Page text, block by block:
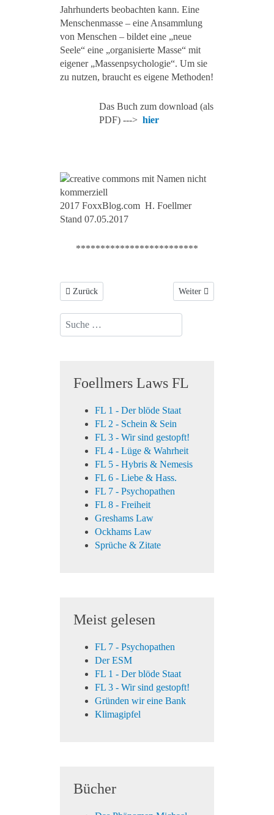
Jahrhunderts beobachten kann. Eine
Menschenmasse – eine Ansammlung
von Menschen – bildet eine „neue
Seele“ eine „organisierte Masse“ mit
eigener „Massenpsychologie“. Um sie
zu nutzen, braucht es eigene Methoden!
Das Buch zum download (als
PDF) ---> hier
2017 FoxxBlog.com H. Foellmer
Stand 07.05.2017
*************************
Vorheriger Beitrag: BLACKOUT & Corona?
Zurück Nächster Beitrag: Söhne
Weiter
Suchen...
Foellmers Laws FL
FL 1 - Der blöde Staat
FL 2 - Schein & Sein
FL 3 - Wir sind gestopft!
FL 4 - Lüge & Wahrheit
FL 5 - Hybris & Nemesis
FL 6 - Liebe & Hass.
FL 7 - Psychopathen
FL 8 - Freiheit
Greshams Law
Ockhams Law
Sprüche & Zitate
Meist gelesen
FL 7 - Psychopathen
Der ESM
FL 1 - Der blöde Staat
FL 3 - Wir sind gestopft!
Gründen wir eine Bank
Klimagipfel
Bücher